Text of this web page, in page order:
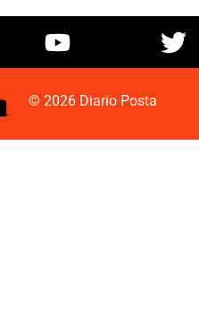
© 2026 Diario Posta